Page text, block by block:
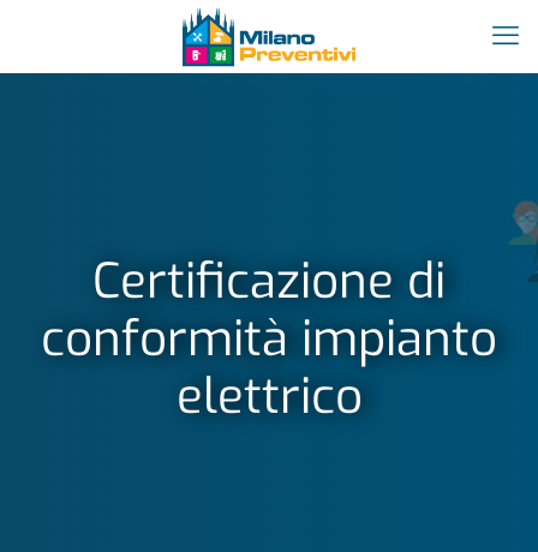
Certificazione di
conformità impianto
elettrico